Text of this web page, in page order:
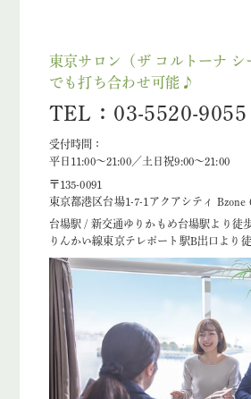
東京サロン（ザ コルトーナ シ
でも打ち合わせ可能♪
TEL：03-5520-9055
受付時間：
平日11:00～21:00／土日祝9:00～21:00
〒135-0091
東京都港区台場1-7-1アクアシティ Bzone
台場駅 / 新交通ゆりかもめ台場駅より徒
りんかい線東京テレポート駅B出口より